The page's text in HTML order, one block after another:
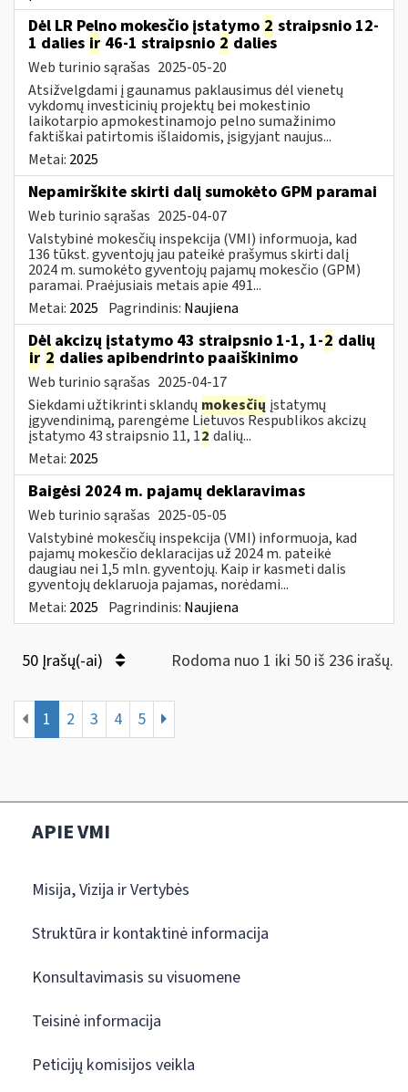
Dėl LR Pelno mokesčio įstatymo 2 straipsnio 12-
1 dalies ir 46-1 straipsnio 2 dalies
Web turinio sąrašas 2025-05-20
Atsižvelgdami į gaunamus paklausimus dėl vienetų
vykdomų investicinių projektų bei mokestinio
laikotarpio apmokestinamojo pelno sumažinimo
faktiškai patirtomis išlaidomis, įsigyjant naujus...
Metai: 2025
Nepamirškite skirti dalį sumokėto GPM paramai
Web turinio sąrašas 2025-04-07
Valstybinė mokesčių inspekcija (VMI) informuoja, kad
136 tūkst. gyventojų jau pateikė prašymus skirti dalį
2024 m. sumokėto gyventojų pajamų mokesčio (GPM)
paramai. Praėjusiais metais apie 491...
Metai: 2025 Pagrindinis: Naujiena
Dėl akcizų įstatymo 43 straipsnio 1-1, 1-2 dalių
ir 2 dalies apibendrinto paaiškinimo
Web turinio sąrašas 2025-04-17
Siekdami užtikrinti sklandų mokesčių įstatymų
įgyvendinimą, parengėme Lietuvos Respublikos akcizų
įstatymo 43 straipsnio 11, 12 dalių...
Metai: 2025
Baigėsi 2024 m. pajamų deklaravimas
Web turinio sąrašas 2025-05-05
Valstybinė mokesčių inspekcija (VMI) informuoja, kad
pajamų mokesčio deklaracijas už 2024 m. pateikė
daugiau nei 1,5 mln. gyventojų. Kaip ir kasmeti dalis
gyventojų deklaruoja pajamas, norėdami...
Metai: 2025 Pagrindinis: Naujiena
50 Įrašų(-ai) Rodoma nuo 1 iki 50 iš 236 irašų.
1 2 3 4 5
APIE VMI
Misija, Vizija ir Vertybės
Struktūra ir kontaktinė informacija
Konsultavimasis su visuomene
Teisinė informacija
Peticijų komisijos veikla